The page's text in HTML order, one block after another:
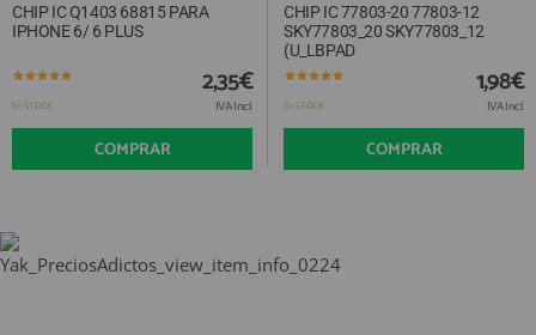
CHIP IC Q1403 68815 PARA
IPHONE 6/ 6 PLUS
En STOCK
2,35€
IVA Incl.
COMPRAR
CHIP IC 77803-20 77803-12
SKY77803_20 SKY77803_12
(U_LBPAD
En STOCK
1,98€
IVA Incl.
COMPRAR